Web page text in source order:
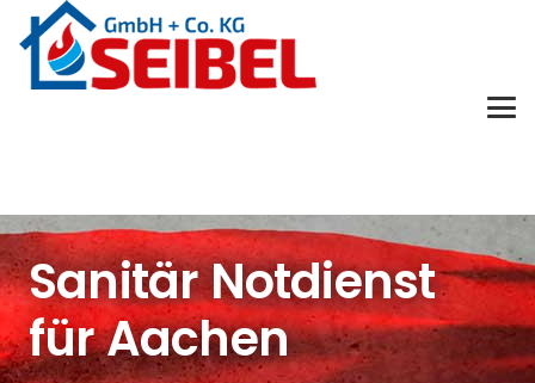
Sanitär Notdienst
für Aachen